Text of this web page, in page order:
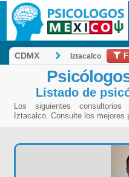
CDMX Iztacalco
Listado de
Los siguientes
Iztacalco. Consulte los